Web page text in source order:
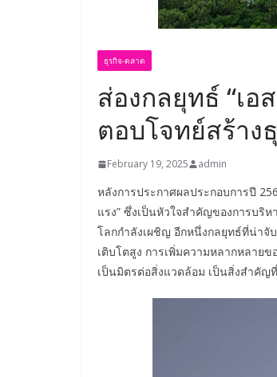
ธุรกิจ-ตลาด
ส่องกลยุทธ์ “เอ
ตอบโจทย์สร้าง
February 19, 2025 admin
หลังการประกาศผลประกอบการปี
แรง” ซึ่งเป็นหัวใจสำคัญของการบริ
โลกกำลังเผชิญ อีกหนึ่งกลยุทธ์ที่น่าจั
เติบโตสูง การเพิ่มความหลากหลาย
เป็นมิตรต่อสิ่งแวดล้อม เป็นสิ่งสำคัญ